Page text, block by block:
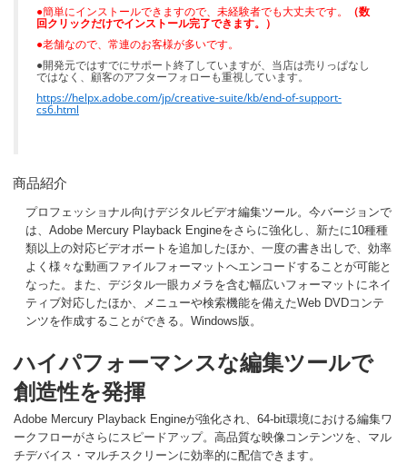
●簡単にインストールできますので、未経験者でも大丈夫です。
（数
回クリックだけでインストール完了できます。 ）
●老舗なので、常連のお客様が多いです。
●開発元ではすでにサポート終了していますが、 当店は売りっぱなし
ではなく、顧客のアフターフォローも重視しています。
https://helpx.adobe.com/jp/creative-suite/kb/end-of-support-
cs6.html
商品紹介
プロフェッショナル向けデジタルビデオ編集ツール。今バージョンで
は、Adobe Mercury Playback Engineをさらに強化し、新たに10種種
類以上の対応ビデオボートを追加したほか、一度の書き出しで、効率
よく様々な動画ファイルフォーマットへエンコードすることが可能と
なった。また、デジタル一眼カメラを含む幅広いフォーマットにネイ
ティブ対応したほか、メニューや検索機能を備えたWeb DVDコンテ
ンツを作成することができる。Windows版。
ハイパフォーマンスな編集ツールで
創造性を発揮
Adobe Mercury Playback Engineが強化され、64-bit環境における編集ワ
ークフローがさらにスピードアップ。高品質な映像コンテンツを、マル
チデバイス・マルチスクリーンに効率的に配信できます。